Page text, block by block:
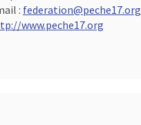
: federation@peche17.org
www.peche17.org